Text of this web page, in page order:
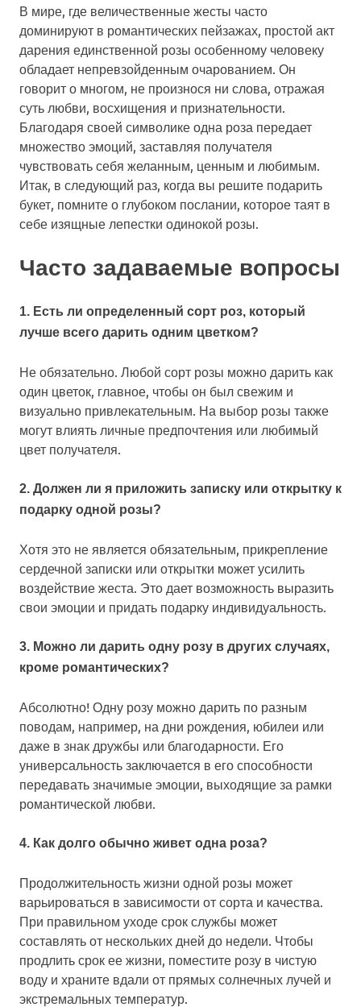
В мире, где величественные жесты часто
доминируют в романтических пейзажах, простой акт
дарения единственной розы особенному человеку
обладает непревзойденным очарованием. Он
говорит о многом, не произнося ни слова, отражая
суть любви, восхищения и признательности.
Благодаря своей символике одна роза передает
множество эмоций, заставляя получателя
чувствовать себя желанным, ценным и любимым.
Итак, в следующий раз, когда вы решите подарить
букет, помните о глубоком послании, которое таят в
себе изящные лепестки одинокой розы.
Часто задаваемые вопросы
1. Есть ли определенный сорт роз, который
лучше всего дарить одним цветком?
Не обязательно. Любой сорт розы можно дарить как
один цветок, главное, чтобы он был свежим и
визуально привлекательным. На выбор розы также
могут влиять личные предпочтения или любимый
цвет получателя.
2. Должен ли я приложить записку или открытку к
подарку одной розы?
Хотя это не является обязательным, прикрепление
сердечной записки или открытки может усилить
воздействие жеста. Это дает возможность выразить
свои эмоции и придать подарку индивидуальность.
3. Можно ли дарить одну розу в других случаях,
кроме романтических?
Абсолютно! Одну розу можно дарить по разным
поводам, например, на дни рождения, юбилеи или
даже в знак дружбы или благодарности. Его
универсальность заключается в его способности
передавать значимые эмоции, выходящие за рамки
романтической любви.
4. Как долго обычно живет одна роза?
Продолжительность жизни одной розы может
варьироваться в зависимости от сорта и качества.
При правильном уходе срок службы может
составлять от нескольких дней до недели. Чтобы
продлить срок ее жизни, поместите розу в чистую
воду и храните вдали от прямых солнечных лучей и
экстремальных температур.